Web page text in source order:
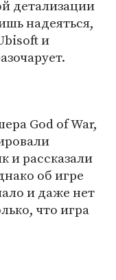
детализации
надеяться,
и
God of War,
и рассказали
об игре
и даже нет
что игра